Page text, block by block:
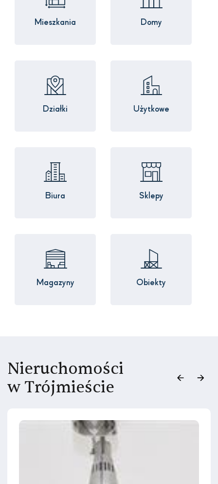
Mieszkania Domy
Działki Użytkowe
Biura Sklepy
Magazyny Obiekty
Nieruchomości
w Trójmieście